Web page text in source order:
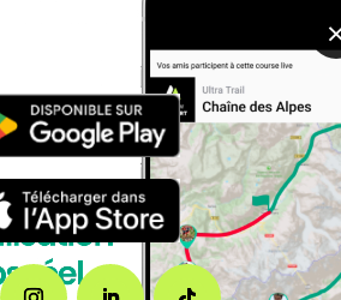
Distance Faible/courses